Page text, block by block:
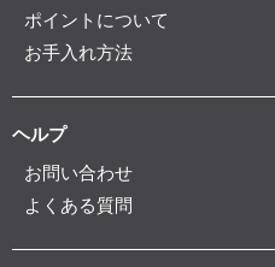
ポイントについて
お手入れ方法
ヘルプ
お問い合わせ
よくある質問